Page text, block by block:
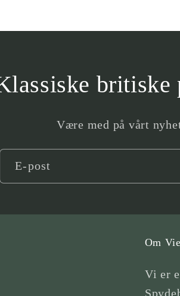
britiske
Være med på vårt
E-post
Om
Vi er